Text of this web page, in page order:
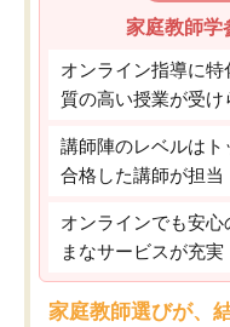
家庭教師学
オンライン指導に
質の高い授業が受け
講師陣のレベルは
合格した講師が担当
オンラインでも安
まなサービスが充実
家庭教師選びが、